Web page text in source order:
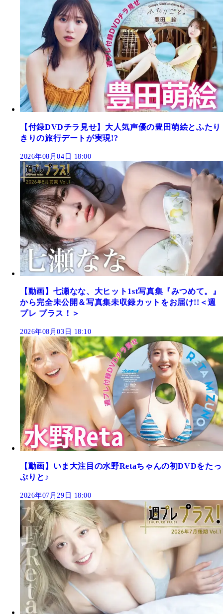
【付録DVDチラ見せ】大人気声優の豊田萌絵とふたり
きりの旅行デートが実現!?
2026年08月04日 18:00
【動画】七瀬なな、大ヒット1st写真集『みつめて。』
から完全未公開＆写真集未収録カットをお届け!!＜週
プレ プラス！＞
2026年08月03日 18:10
【動画】いま大注目の水野Retaちゃんの初DVDをたっ
ぷりと♪
2026年07月29日 18:00